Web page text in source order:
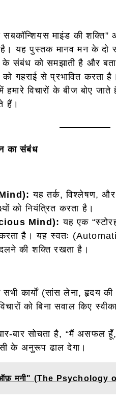
माइंड की
है। यह पुस्तक मानव मन के
संबंध को समझाती है और
गहराई से प्रभावित करता
हमारे विचारों के बीज बोए
हैं।
का संबंध
यह तर्क, विश्लेषण, और
को नियंत्रित करता है।
Mind): यह एक
है। यह स्वतः
की शक्ति रखता है।
कार्यों (सांस लेना, हृदय
को बिना सवाल किए
बार-बार सोचता है, “मैं
के अनुरूप ढाल देगा।
ऑफ़ मनी" (The